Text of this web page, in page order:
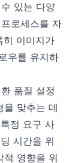
있는 다양
로세스를 자
히 이미지가
우를 유지하
품질 설정
을 맞추는 데
정 요구 사
시간을 위
적 영향을 위